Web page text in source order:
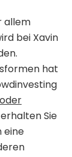
allem
bei Xavin
hat
Sie
eine